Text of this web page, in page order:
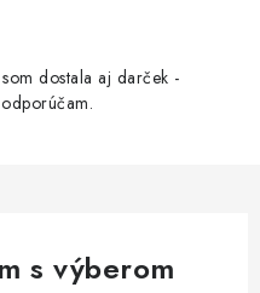
dostala aj darček -
s výberom